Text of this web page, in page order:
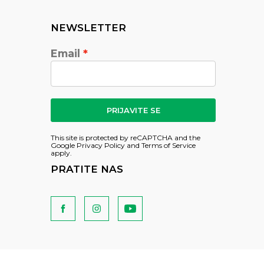
NEWSLETTER
Email
PRIJAVITE SE
This site is protected by reCAPTCHA and the
Google Privacy Policy and Terms of Service
apply.
PRATITE NAS